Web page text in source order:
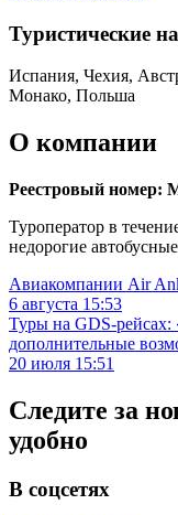
Туристическиe
Испания, Чехия,
Монако, Польша
О компании
Реестровый номер:
Туроператор в
недорогие
Авиакомпании Air
6 августа 15:53
Туры на GDS-рейсах:
дополнительные
20 июля 15:51
Следите за
удобно
В соцсетях